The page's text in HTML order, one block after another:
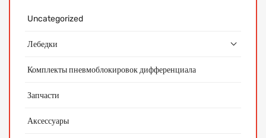
Uncategorized
Лебедки
Комплекты пневмоблокировок дифференциала
Запчасти
Аксессуары